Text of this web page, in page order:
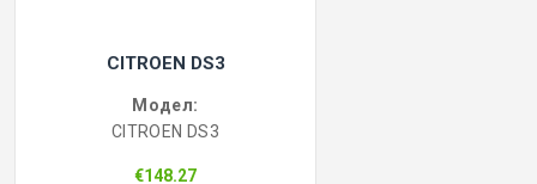
КОНТРОЛ НА ДОСТЪП
CITROEN DS3
Модел:
CITROEN DS3
€148.27